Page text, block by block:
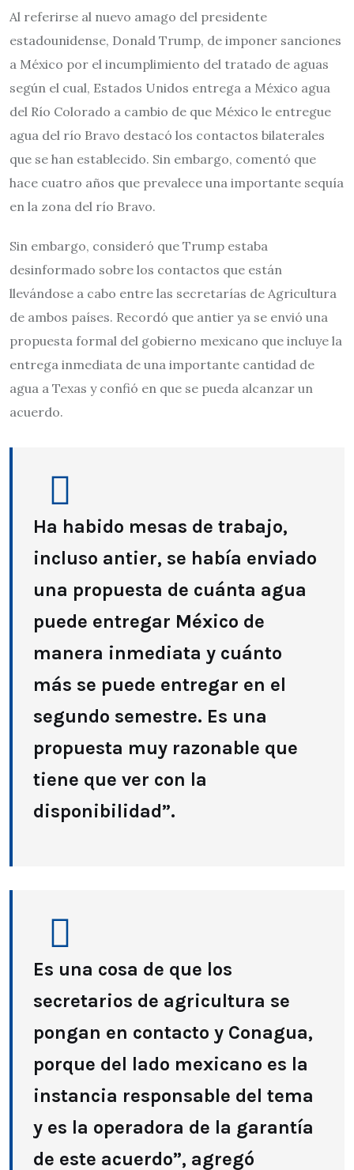
Al referirse al nuevo amago del presidente
estadounidense, Donald Trump, de imponer sanciones
a México por el incumplimiento del tratado de aguas
según el cual, Estados Unidos entrega a México agua
del Río Colorado a cambio de que México le entregue
agua del río Bravo destacó los contactos bilaterales
que se han establecido. Sin embargo, comentó que
hace cuatro años que prevalece una importante sequía
en la zona del río Bravo.
Sin embargo, consideró que Trump estaba
desinformado sobre los contactos que están
llevándose a cabo entre las secretarías de Agricultura
de ambos países. Recordó que antier ya se envió una
propuesta formal del gobierno mexicano que incluye la
entrega inmediata de una importante cantidad de
agua a Texas y confió en que se pueda alcanzar un
acuerdo.
Ha habido mesas de trabajo,
incluso antier, se había enviado
una propuesta de cuánta agua
puede entregar México de
manera inmediata y cuánto
más se puede entregar en el
segundo semestre. Es una
propuesta muy razonable que
tiene que ver con la
disponibilidad”.
Es una cosa de que los
secretarios de agricultura se
pongan en contacto y Conagua,
porque del lado mexicano es la
instancia responsable del tema
y es la operadora de la garantía
de este acuerdo”, agregó